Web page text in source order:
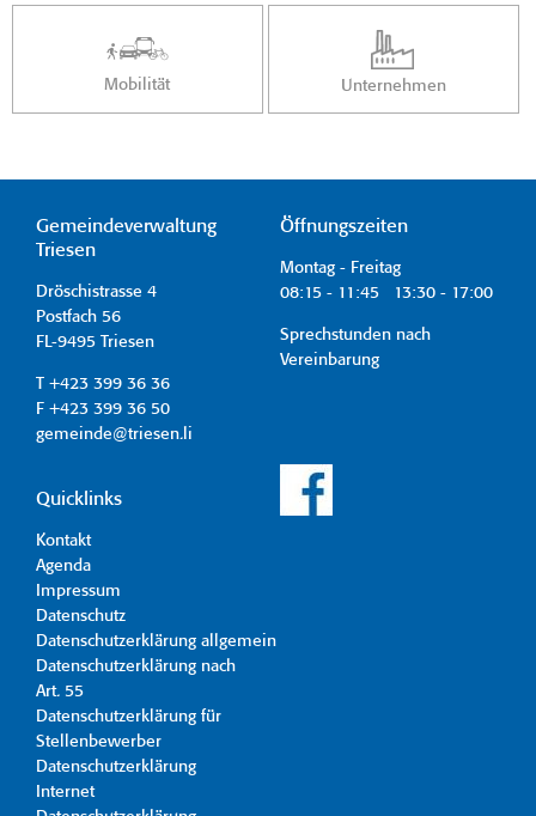
Mobilität Unternehmen
Gemeindeverwaltung
Triesen
Dröschistrasse 4
Postfach 56
FL-9495 Triesen
T +423 399 36 36
F +423 399 36 50
gemeinde@triesen.li
Öffnungszeiten
Montag - Freitag
08:15 - 11:45 13:30 - 17:00
Sprechstunden nach
Vereinbarung
Quicklinks
Kontakt
Agenda
Impressum
Datenschutz
Datenschutzerklärung allgemein
Datenschutzerklärung nach
Art. 55
Datenschutzerklärung für
Stellenbewerber
Datenschutzerklärung
Internet